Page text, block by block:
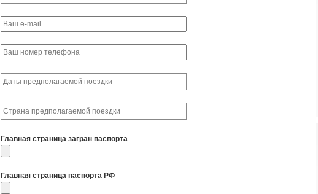
Главная страница загран паспорта
Главная страница паспорта РФ